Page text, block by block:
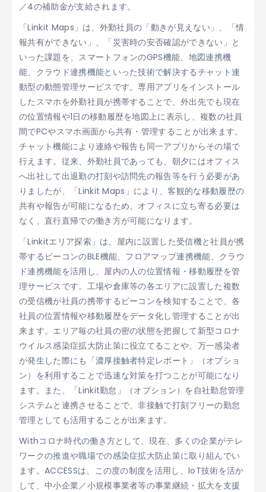
／4の補助金が支給されます。
「Linkit Maps」は、外勤社員の「動きが見えない」、「情
報共有ができない」、「災害時の安否確認ができない」と
いった課題を、スマートフォンのGPS機能、地図連携機
能、クラウド連携機能といった技術で解決するチャット連
動型の動態管理サービスです。専用アプリをインストール
したスマホを外勤社員が携帯することで、外出先でも現在
の位置情報や1日の移動履歴を地図上に表示し、複数の社員
間でPCやスマホ画面から共有・管理することが出来ます。
チャット機能により連絡や報告も同一アプリからその場で
行えます。従来、外勤社員であっても、朝夕にはオフィス
へ出社して出退勤の打刻や訪問先の報告等を行う必要があ
りましたが、「Linkit Maps」により、客観的な移動履歴の
共有や報告が可能になるため、オフィスに立ち寄る必要は
なく、直行直帰での働き方が可能になります。
「Linkitエリア探索」は、屋内に設置した受信機と社員が携
帯するビーコンのBLE機能、フロアマップ連携機能、クラウ
ド連携機能を活用し、屋内の人の位置情報・移動履歴を管
理サービスです。工場や倉庫等の各エリアに設置した複数
の受信機が社員の携帯するビーコンを検知することで、各
社員の位置情報や移動履歴をデータ化し管理することが出
来ます。エリア毎の社員の密の状態を把握して新型コロナ
ウイルス感染症拡大防止策に役立てることや、万一感染者
が発生した際にも「濃厚接触者特定レポート」（オプショ
ン）を利用することで迅速な対策を打つことが可能になり
ます。また、「Linkit勤怠」（オプション）を自社勤怠管理
システムと連携させることで、非接触で打刻フリーの勤怠
管理としても活用することが出来ます。
Withコロナ時代の働き方として、現在、多くの企業がテレ
ワークの推進や職場での感染症拡大防止策に取り組んでい
ます。ACCESSは、この度の制度を活用し、IoT技術を活か
して、中小企業／小規模事業者等の事業継続・拡大を支援